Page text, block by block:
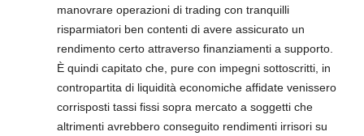
manovrare operazioni di trading con tranquilli
risparmiatori ben contenti di avere assicurato un
rendimento certo attraverso finanziamenti a supporto.
È quindi capitato che, pure con impegni sottoscritti, in
contropartita di liquidità economiche affidate venissero
corrisposti tassi fissi sopra mercato a soggetti che
altrimenti avrebbero conseguito rendimenti irrisori su